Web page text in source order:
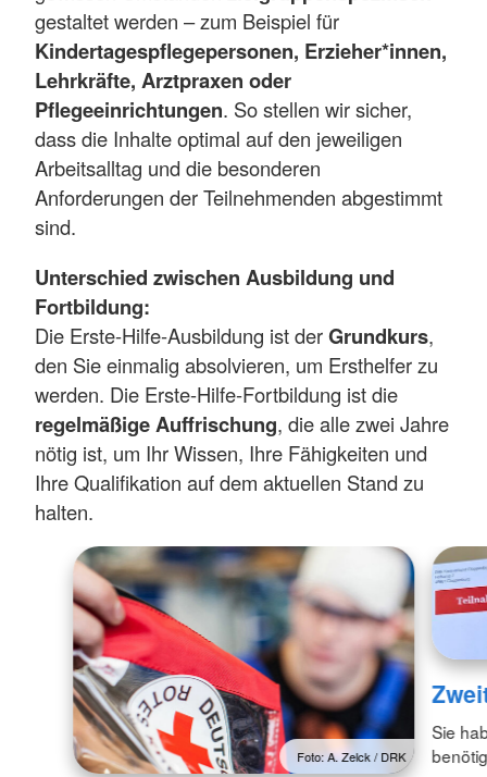
gestaltet werden – zum Beispiel für
Kindertagespflegepersonen, Erzieher*innen,
Lehrkräfte, Arztpraxen oder
Pflegeeinrichtungen. So stellen wir sicher,
dass die Inhalte optimal auf den jeweiligen
Arbeitsalltag und die besonderen
Anforderungen der Teilnehmenden abgestimmt
sind.
Unterschied zwischen Ausbildung und
Fortbildung:
Die Erste-Hilfe-Ausbildung ist derGrundkurs,
den Sie einmalig absolvieren, um Ersthelfer zu
werden. Die Erste-Hilfe-Fortbildung ist die
regelmäßige Auffrischung, die alle zwei Jahre
nötig ist, um Ihr Wissen, Ihre Fähigkeiten und
Ihre Qualifikation auf dem aktuellen Stand zu
halten.
Foto: A. Zelck / DRK
Sie